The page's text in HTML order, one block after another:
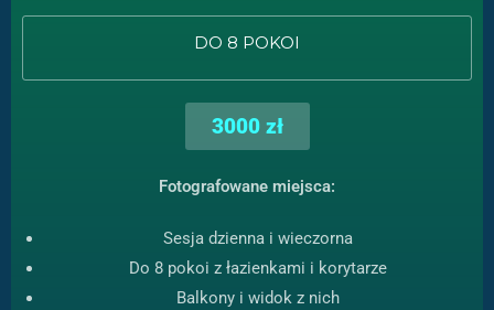
DO 8 POKOI
3000 zł
Fotografowane miejsca:
Sesja dzienna i wieczorna
Do 8 pokoi z łazienkami i korytarze
Balkony i widok z nich